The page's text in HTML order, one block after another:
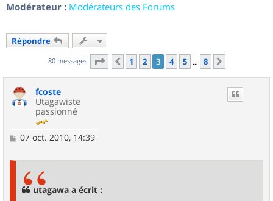
Modérateur : Modérateurs des Forums
Répondre
80 messages Page 3sur8
Précédent
1 2 3 4 5 … 8
fcoste
Utagawiste
passionné
M
07 oct. 2010, 14:39
utagawa a écrit :